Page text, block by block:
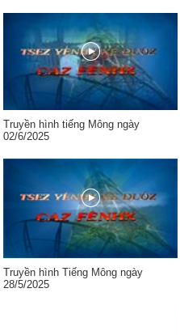
Truyền hình tiếng Mông ngày
02/6/2025
Truyền hình Tiếng Mông ngày
28/5/2025